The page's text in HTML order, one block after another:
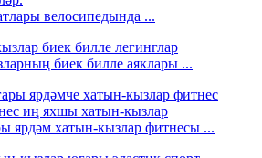
велосипедында ...
биек билле аяклары ...
ярдәм хатын-кызлар фитнесы ...